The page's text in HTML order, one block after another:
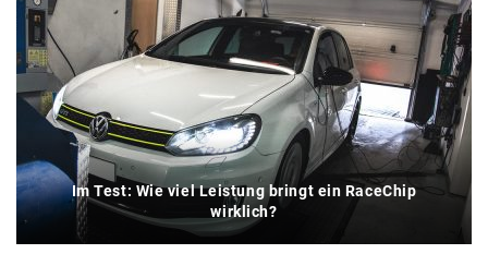
Im Test: Wie viel Leistung bringt ein RaceChip
wirklich?